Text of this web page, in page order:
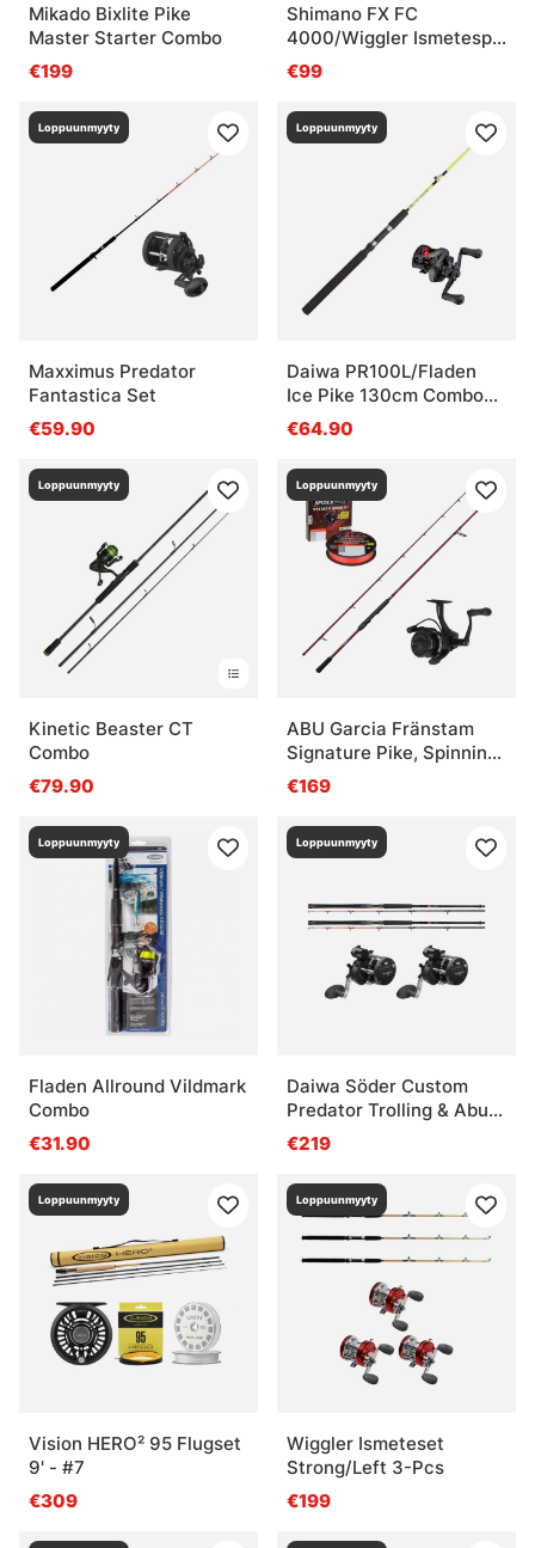
Mikado Bixlite Pike
Master Starter Combo
€199
Shimano FX FC
4000/Wiggler Ismetespö
Soft 118,5 cm 3-Pack
Combo
€99
Loppuunmyyty
Maxximus Predator
Fantastica Set
€59.90
Loppuunmyyty
Daiwa PR100L/Fladen
Ice Pike 130cm Combo
Left
€64.90
Loppuunmyyty
Kinetic Beaster CT
Combo
€79.90
Loppuunmyyty
ABU Garcia Fränstam
Signature Pike, Spinning
Max 100g Combo
€169
Loppuunmyyty
Fladen Allround Vildmark
Combo
€31.90
Loppuunmyyty
Daiwa Söder Custom
Predator Trolling & Abu
Garcia Cardinal Combo
2-Pack
€219
Loppuunmyyty
Vision HERO² 95 Flugset
9' - #7
€309
Loppuunmyyty
Wiggler Ismeteset
Strong/Left 3-Pcs
€199